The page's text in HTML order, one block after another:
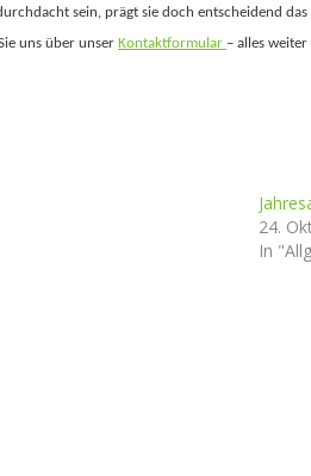
sein, prägt sie doch entscheidend das
uns über unser Kontaktformular – alles
24.
In